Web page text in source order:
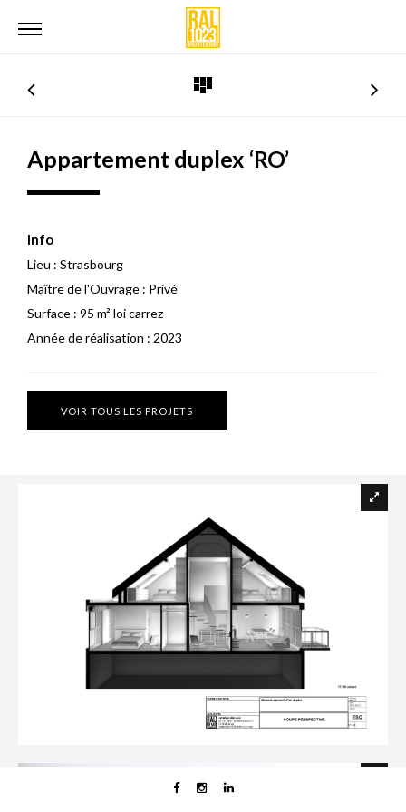
Appartement duplex ‘RO’
Info
Lieu : Strasbourg
Maître de l'Ouvrage : Privé
Surface : 95 m² loi carrez
Année de réalisation : 2023
VOIR TOUS LES PROJETS